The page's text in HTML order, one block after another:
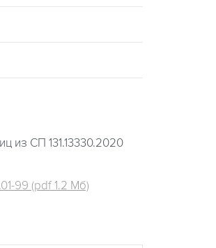
из СП 131.13330.2020
99 (pdf 1.2 Мб)